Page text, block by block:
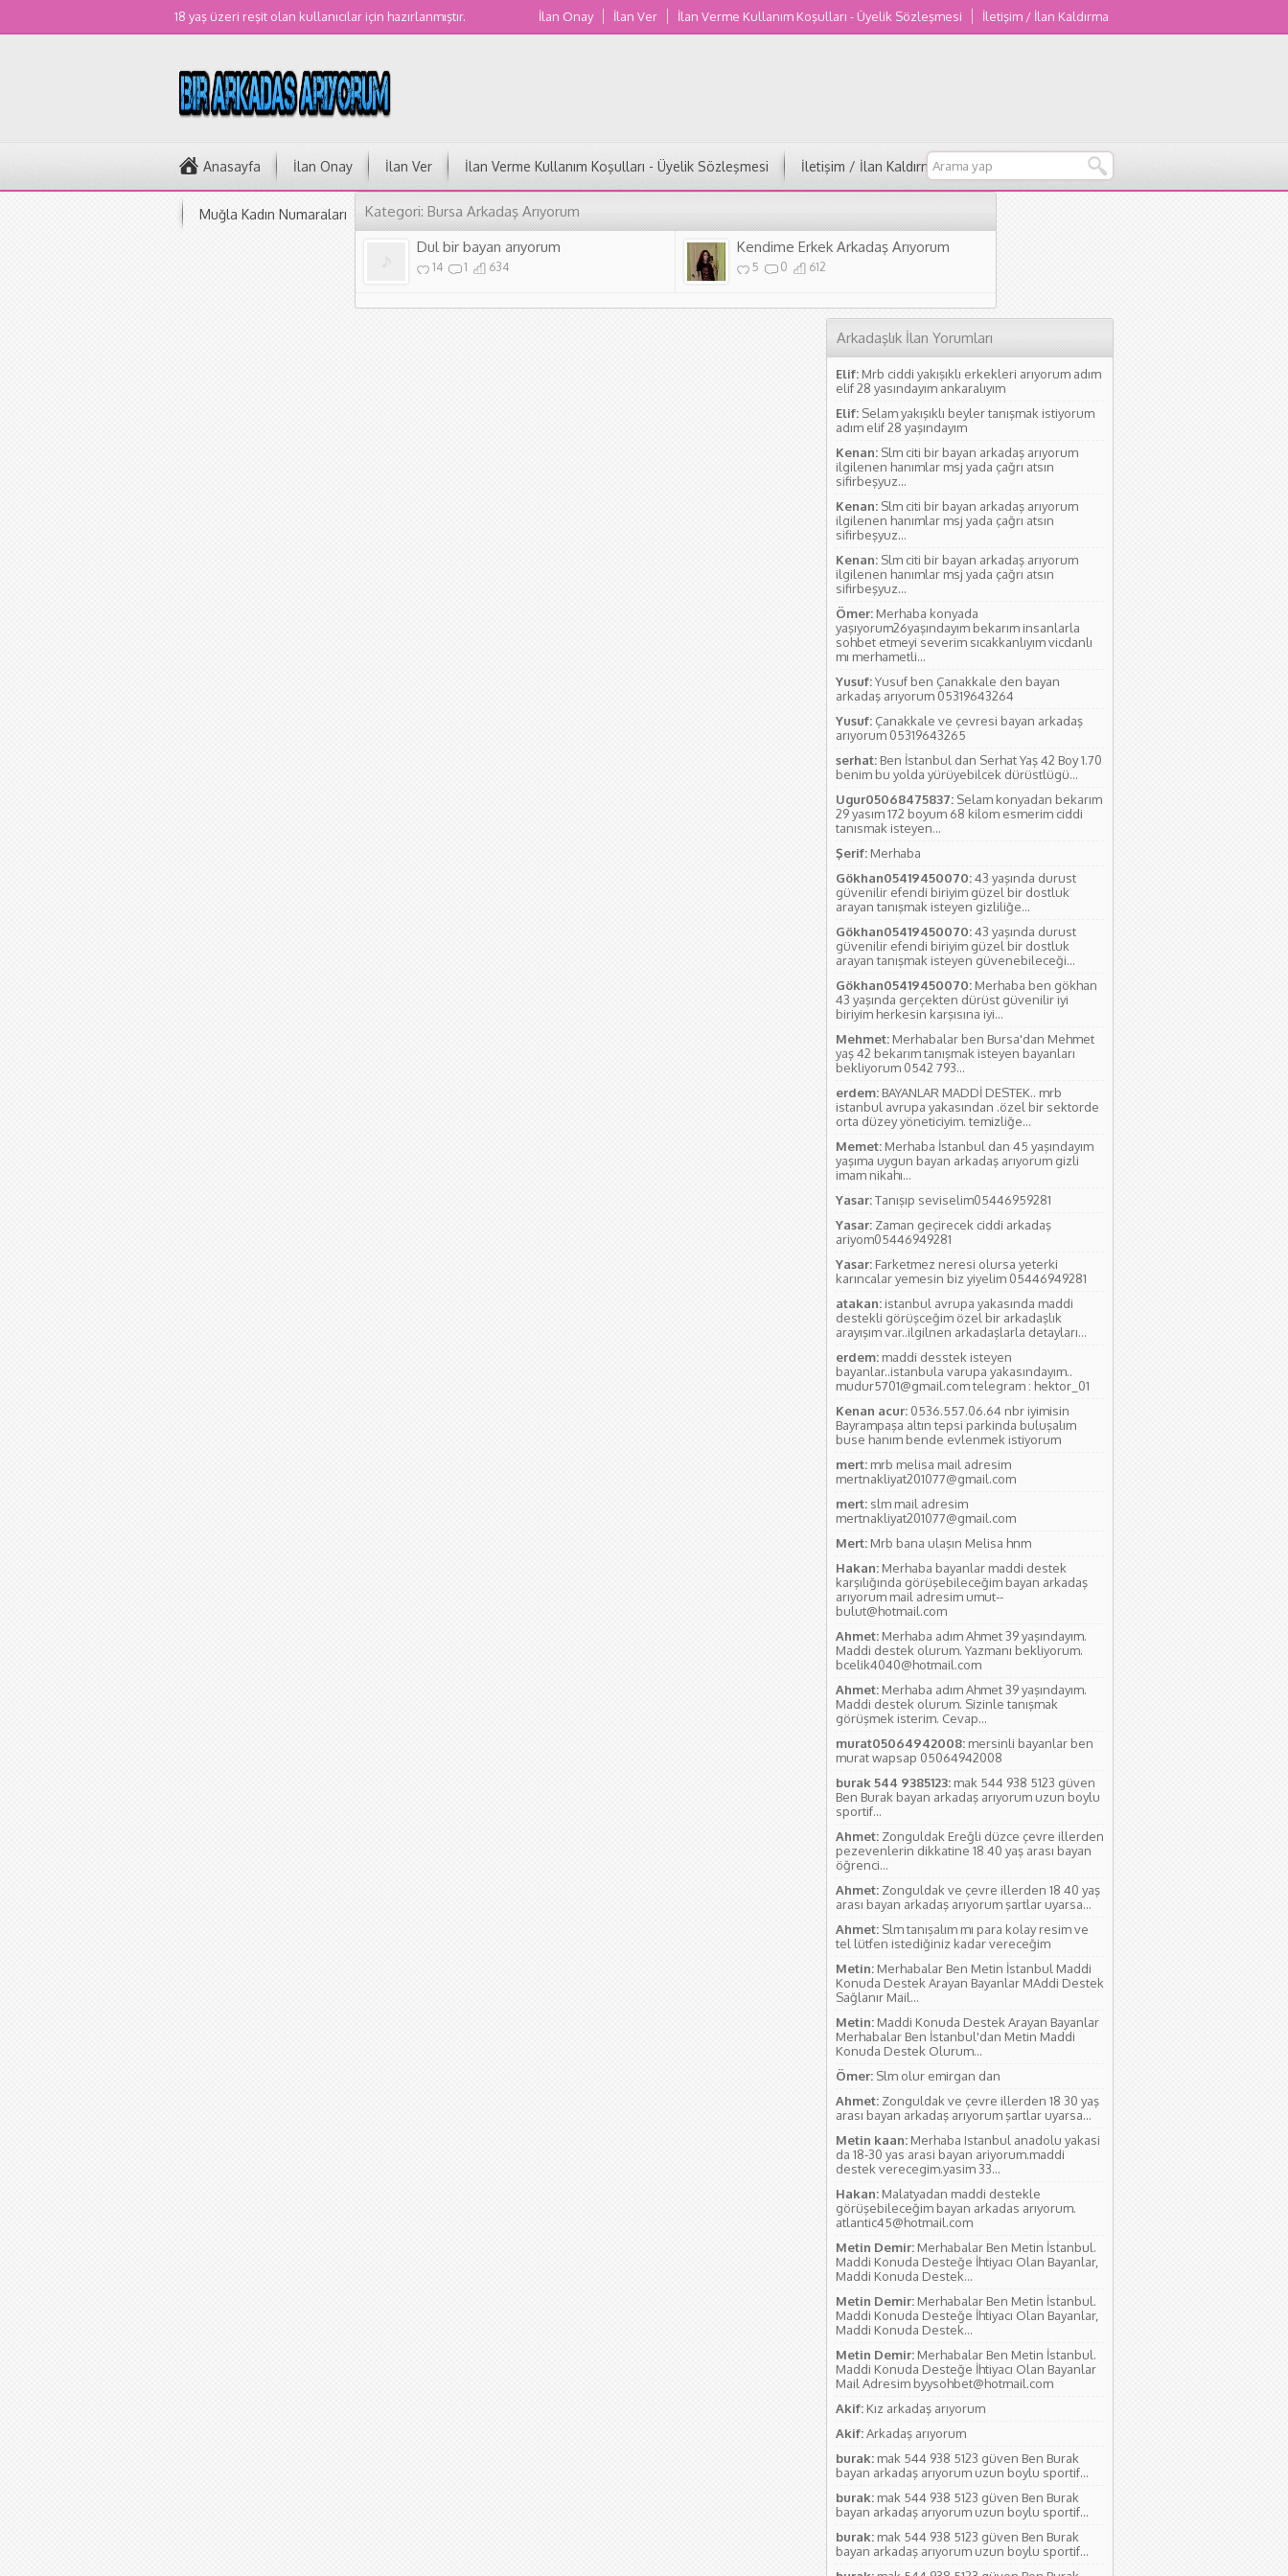
18 yaş üzeri reşit olan kullanıcılar için hazırlanmıştır. İlan Onay İlan Ver İlan Verme Kullanım Koşulları - Üyelik Sözleşmesi İletişim / İlan Kaldırma
Anasayfa İlan Onay İlan Ver İlan Verme Kullanım Koşulları - Üyelik Sözleşmesi İletişim / İlan Kaldırma
Muğla Kadın Numaraları
Kategori: Bursa Arkadaş Arıyorum
Dul bir bayan arıyorum
14 1 634
Kendime Erkek Arkadaş Arıyorum
5 0 612
Arkadaşlık İlan Yorumları
Elif: Mrb ciddi yakışıklı erkekleri arıyorum adım
elif 28 yasındayım ankaralıyım
Elif: Selam yakışıklı beyler tanışmak istiyorum
adım elif 28 yaşındayım
Kenan: Slm citi bir bayan arkadaş arıyorum
ilgilenen hanımlar msj yada çağrı atsın
sifirbeşyuz...
Kenan: Slm citi bir bayan arkadaş arıyorum
ilgilenen hanımlar msj yada çağrı atsın
sifirbeşyuz...
Kenan: Slm citi bir bayan arkadaş arıyorum
ilgilenen hanımlar msj yada çağrı atsın
sifirbeşyuz...
Ömer: Merhaba konyada
yaşıyorum26yaşındayım bekarım insanlarla
sohbet etmeyi severim sıcakkanlıyım vicdanlı
mı merhametli...
Yusuf:Yusuf ben Çanakkale den bayan
arkadaş arıyorum 05319643264
Yusuf: Çanakkale ve çevresi bayan arkadaş
arıyorum 05319643265
serhat: Ben İstanbul dan Serhat Yaş 42 Boy 1.70
benim bu yolda yürüyebilcek dürüstlügü...
Ugur05068475837: Selam konyadan bekarım
29 yasım 172 boyum 68 kilom esmerim ciddi
tanısmak isteyen...
Şerif: Merhaba
Gökhan05419450070:43 yaşında durust
güvenilir efendi biriyim güzel bir dostluk
arayan tanışmak isteyen gizliliğe...
Gökhan05419450070:43 yaşında durust
güvenilir efendi biriyim güzel bir dostluk
arayan tanışmak isteyen güvenebileceği...
Gökhan05419450070: Merhaba ben gökhan
43 yaşında gerçekten dürüst güvenilir iyi
biriyim herkesin karşısına iyi...
Mehmet: Merhabalar ben Bursa'dan Mehmet
yaş 42 bekarım tanışmak isteyen bayanları
bekliyorum 0542 793...
erdem: BAYANLAR MADDİ DESTEK.. mrb
istanbul avrupa yakasından .özel bir sektorde
orta düzey yöneticiyim. temizliğe...
Memet: Merhaba İstanbul dan 45 yaşındayım
yaşıma uygun bayan arkadaş arıyorum gizli
imam nikahı...
Yasar:Tanışıp seviselim05446959281
Yasar: Zaman geçirecek ciddi arkadaş
ariyom05446949281
Yasar: Farketmez neresi olursa yeterki
karıncalar yemesin biz yiyelim 05446949281
atakan: istanbul avrupa yakasında maddi
destekli görüşceğim özel bir arkadaşlık
arayışım var..ilgilnen arkadaşlarla detayları...
erdem: maddi desstek isteyen
bayanlar..istanbula varupa yakasındayım..
mudur5701@gmail.com telegram : hektor_01
Kenan acur: 0536.557.06.64 nbr iyimisin
Bayrampaşa altın tepsi parkinda buluşalım
buse hanım bende evlenmek istiyorum
mert: mrb melisa mail adresim
mertnakliyat201077@gmail.com
mert: slm mail adresim
mertnakliyat201077@gmail.com
Mert: Mrb bana ulaşın Melisa hnm
Hakan: Merhaba bayanlar maddi destek
karşılığında görüşebileceğim bayan arkadaş
arıyorum mail adresim umut--
bulut@hotmail.com
Ahmet: Merhaba adım Ahmet 39 yaşındayım.
Maddi destek olurum. Yazmanı bekliyorum.
bcelik4040@hotmail.com
Ahmet: Merhaba adım Ahmet 39 yaşındayım.
Maddi destek olurum. Sizinle tanışmak
görüşmek isterim. Cevap...
murat05064942008: mersinli bayanlar ben
murat wapsap 05064942008
burak 544 9385123: mak 544 938 5123 güven
Ben Burak bayan arkadaş arıyorum uzun boylu
sportif...
Ahmet: Zonguldak Ereğli düzce çevre illerden
pezevenlerin dikkatine 18 40 yaş arası bayan
öğrenci...
Ahmet: Zonguldak ve çevre illerden 18 40 yaş
arası bayan arkadaş arıyorum şartlar uyarsa...
Ahmet: Slm tanışalım mı para kolay resim ve
tel lütfen istediğiniz kadar vereceğim
Metin: Merhabalar Ben Metin İstanbul Maddi
Konuda Destek Arayan Bayanlar MAddi Destek
Sağlanır Mail...
Metin: Maddi Konuda Destek Arayan Bayanlar
Merhabalar Ben İstanbul'dan Metin Maddi
Konuda Destek Olurum...
Ömer: Slm olur emirgan dan
Ahmet: Zonguldak ve çevre illerden 18 30 yaş
arası bayan arkadaş arıyorum şartlar uyarsa...
Metin kaan: Merhaba Istanbul anadolu yakasi
da 18-30 yas arasi bayan ariyorum.maddi
destek verecegim.yasim 33...
Hakan: Malatyadan maddi destekle
görüşebileceğim bayan arkadas arıyorum.
atlantic45@hotmail.com
Metin Demir: Merhabalar Ben Metin İstanbul.
Maddi Konuda Desteğe İhtiyacı Olan Bayanlar,
Maddi Konuda Destek...
Metin Demir: Merhabalar Ben Metin İstanbul.
Maddi Konuda Desteğe İhtiyacı Olan Bayanlar,
Maddi Konuda Destek...
Metin Demir: Merhabalar Ben Metin İstanbul.
Maddi Konuda Desteğe İhtiyacı Olan Bayanlar
Mail Adresim byysohbet@hotmail.com
Akif: Kız arkadaş arıyorum
Akif:Arkadaş arıyorum
burak: mak 544 938 5123 güven Ben Burak
bayan arkadaş arıyorum uzun boylu sportif...
burak: mak 544 938 5123 güven Ben Burak
bayan arkadaş arıyorum uzun boylu sportif...
burak: mak 544 938 5123 güven Ben Burak
bayan arkadaş arıyorum uzun boylu sportif...